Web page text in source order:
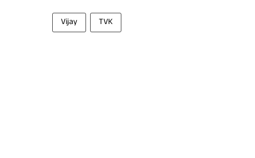
Vijay TVK